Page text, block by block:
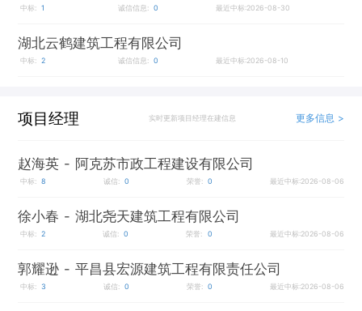
中标: 1 诚信信息: 0 最近中标:2026-08-30
湖北云鹤建筑工程有限公司
中标: 2 诚信信息: 0 最近中标:2026-08-10
项目经理 实时更新项目经理在建信息 更多信息 >
赵海英 - 阿克苏市政工程建设有限公司
中标: 8 诚信: 0 荣誉: 0 最近中标:2026-08-06
徐小春 - 湖北尧天建筑工程有限公司
中标: 2 诚信: 0 荣誉: 0 最近中标:2026-08-06
郭耀逊 - 平昌县宏源建筑工程有限责任公司
中标: 3 诚信: 0 荣誉: 0 最近中标:2026-08-06